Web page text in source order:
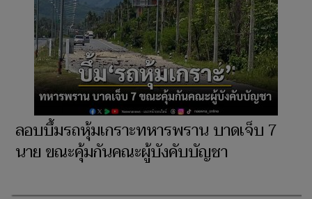
ลอบบึ้มรถหุ้มเกราะทหารพราน บาดเจ็บ 7
นาย ขณะคุ้มกันคณะผู้บังคับบัญชา